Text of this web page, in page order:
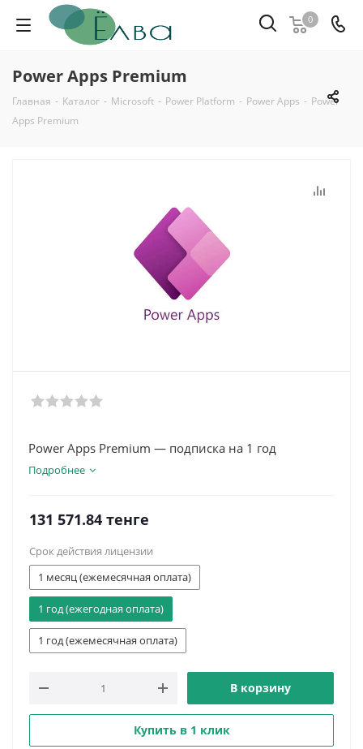
0
Power Apps Premium
Главная - Каталог - Microsoft - Power Platform - Power Apps - Power
Apps Premium
Power Apps Premium — подписка на 1 год
Подробнее
131 571.84 тенге
Срок действия лицензии
1 месяц (ежемесячная оплата)
1 год (ежегодная оплата)
1 год (ежемесячная оплата)
В корзину
Купить в 1 клик